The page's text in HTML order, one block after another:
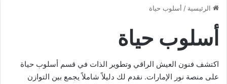
الرئيسية / أسلوب حياة
أسلوب حياة
اكتشف فنون العيش الراقي وتطوير الذات في قسم أسلوب حياة
على منصة نور الإمارات. نقدم لك دليلاً شاملاً يجمع بين التوازن